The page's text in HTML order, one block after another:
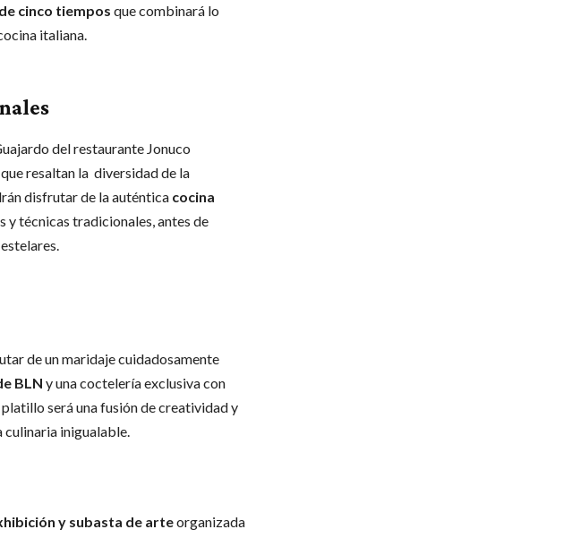
cinco tiempos que combinará lo
italiana.
del restaurante Jonuco
resaltan la diversidad de la
disfrutar de la auténtica cocina
y técnicas tradicionales, antes de
de un maridaje cuidadosamente
BLN y una coctelería exclusiva con
será una fusión de creatividad y
culinaria inigualable.
y subasta de arteorganizada